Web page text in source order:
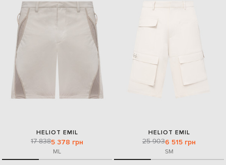
HELIOT EMIL
17 8385 378 грн
ML
HELIOT EMIL
25 9036 515 грн
SM